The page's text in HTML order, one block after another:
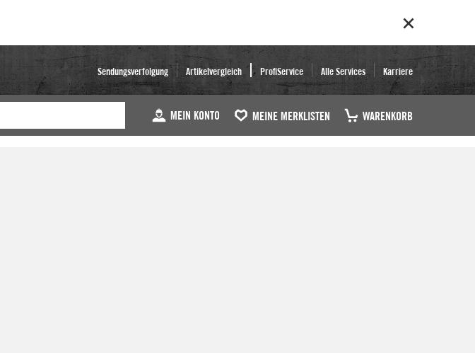
Sendungsverfolgung Artikelvergleich ProfiService Alle Services Karriere
MEIN KONTO MEINE MERKLISTEN WARENKORB